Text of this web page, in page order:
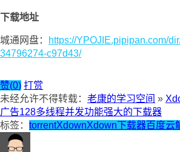
下载地址
城通网盘：
https://YPOJIE.pipipan.com/
34796274-c97d43/
赞(0) 打赏
未经允许不得转载： 老康的学习空间 »
广告128多线程并发功能强大的下载器
标签： torrentXdownXdown下载器百度云